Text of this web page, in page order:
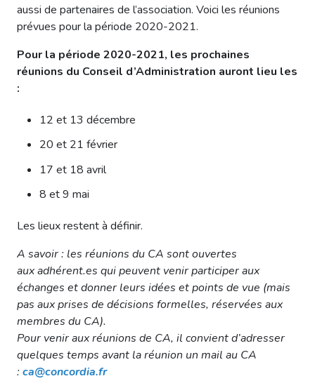
aussi de partenaires de l’association. Voici les réunions
prévues pour la période 2020-2021.
Pour la période 2020-2021, les prochaines
réunions du Conseil d’Administration auront lieu les
:
12 et 13 décembre
20 et 21 février
17 et 18 avril
8 et 9 mai
Les lieux restent à définir.
A savoir : les réunions du CA sont ouvertes
aux adhérent.es qui peuvent venir participer aux
échanges et donner leurs idées et points de vue (mais
pas aux prises de décisions formelles, réservées aux
membres du CA).
Pour venir aux réunions de CA, il convient d’adresser
quelques temps avant la réunion un mail au CA
: ca@concordia.fr